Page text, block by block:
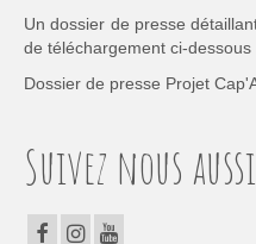
Un dossier de presse
de téléchargement ci-dessous
Dossier de presse Projet
Suivez nous